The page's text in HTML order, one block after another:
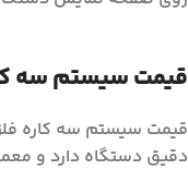
قیمت سیستم سه
قیمت سیستم سه کاره
دقیق دستگاه دارد و